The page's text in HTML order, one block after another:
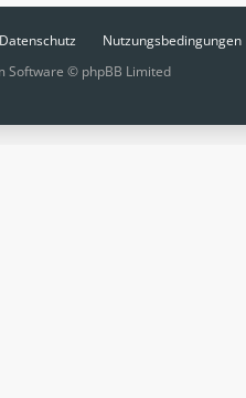
Datenschutz Nutzungsbedingungen
Software © phpBB Limited